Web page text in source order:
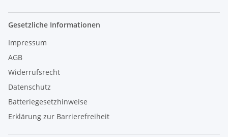
Gesetzliche Informationen
Impressum
AGB
Widerrufsrecht
Datenschutz
Batteriegesetzhinweise
Erklärung zur Barrierefreiheit